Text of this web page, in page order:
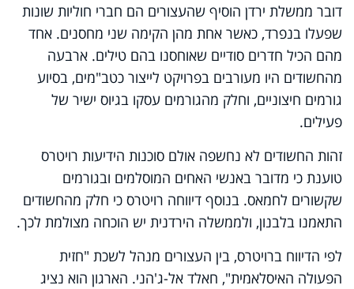
דובר ממשלת ירדן הוסיף שהעצורים הם חברי חוליות שונות
שפעלו בנפרד, כאשר אחת מהן הקימה שני מחסנים. אחד
מהם הכיל חדרים סודיים שאוחסנו בהם טילים. ארבעה
מהחשודים היו מעורבים בפרויקט לייצור כטב"מים, בסיוע
גורמים חיצוניים, וחלק מהגורמים עסקו בגיוס ישיר של
פעילים.
זהות החשודים לא נחשפה אולם סוכנות הידיעות רויטרס
טוענת כי מדובר באנשי האחים המוסלמים ובגורמים
שקשורים לחמאס. בנוסף דיווחה רויטרס כי חלק מהחשודים
התאמנו בלבנון, ולממשלה הירדנית יש הוכחה מצולמת לכך.
לפי הדיווח ברויטרס, בין העצורים מנהל לשכת "חזית
הפעולה האיסלאמית", חאלד אל-ג'הני. הארגון הוא נציג